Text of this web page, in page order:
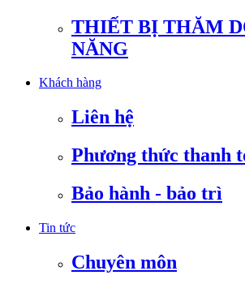
THIẾT BỊ THĂM
NĂNG
Khách hàng
Liên hệ
Phương thức thanh
Bảo hành - bảo trì
Tin tức
Chuyên môn